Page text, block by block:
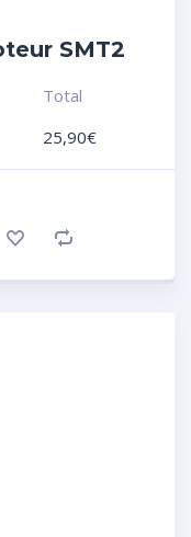
SMT2
Total
25,90€